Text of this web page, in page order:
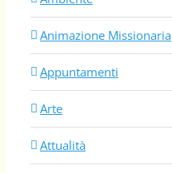
Animazione Missionaria
Appuntamenti
Arte
Attualità